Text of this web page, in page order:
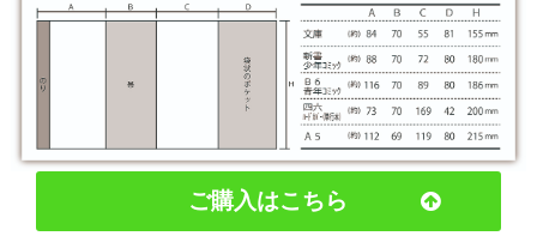
ご購入はこちら